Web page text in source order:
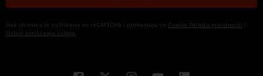
Ova stranica je zaštićena sa reCAPTCHA i primenjuju se Google Politika privatnosti i
Uslovi korišćenja usluge